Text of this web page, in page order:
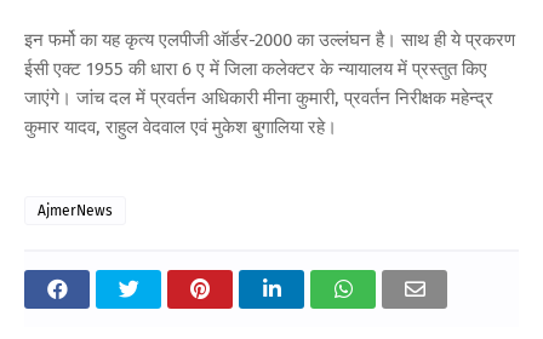
इन फर्मो का यह कृत्य एलपीजी ऑर्डर-2000 का उल्लंघन है। साथ ही ये प्रकरण
ईसी एक्ट 1955 की धारा 6 ए में जिला कलेक्टर के न्यायालय में प्रस्तुत किए
जाएंगे। जांच दल में प्रवर्तन अधिकारी मीना कुमारी, प्रवर्तन निरीक्षक महेन्द्र
कुमार यादव, राहुल वेदवाल एवं मुकेश बुगालिया रहे।
AjmerNews